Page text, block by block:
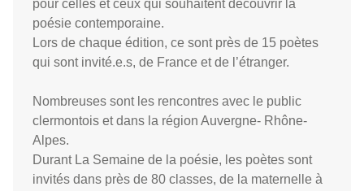
pour celles et ceux qui souhaitent découvrir la
poésie contemporaine.
Lors de chaque édition, ce sont près de 15 poètes
qui sont invité.e.s, de France et de l’étranger.
Nombreuses sont les rencontres avec le public
clermontois et dans la région Auvergne- Rhône-
Alpes.
Durant La Semaine de la poésie, les poètes sont
invités dans près de 80 classes, de la maternelle à